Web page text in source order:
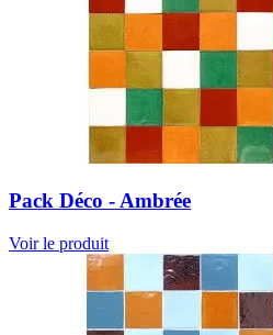
Pack Déco - Ambrée
Voir le produit